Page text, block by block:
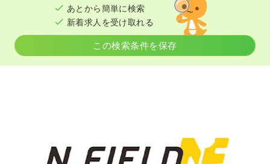
担当業務未経験可
月給20万円以上可
気になる 詳細を見る
8:30～17:30
あとから簡単に検索
新着求人を受け取れる
この検索条件を保存